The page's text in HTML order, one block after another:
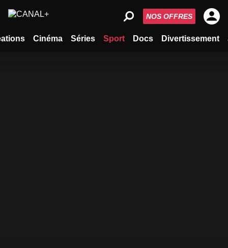
Cinéma Séries Sport Docs Divertissement
NOS OFFRES